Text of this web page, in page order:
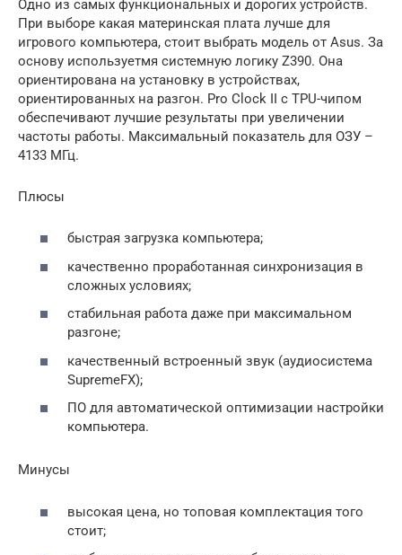
Одно из самых функциональных и дорогих устройств.
При выборе какая материнская плата лучше для
игрового компьютера, стоит выбрать модель от Asus. За
основу используетмя системную логику Z390. Она
ориентирована на установку в устройствах,
ориентированных на разгон. Pro Clock II с TPU-чипом
обеспечивают лучшие результаты при увеличении
частоты работы. Максимальный показатель для ОЗУ –
4133 МГц.
Плюсы
быстрая загрузка компьютера;
качественно проработанная синхронизация в
сложных условиях;
стабильная работа даже при максимальном
разгоне;
качественный встроенный звук (аудиосистема
SupremeFX);
ПО для автоматической оптимизации настройки
компьютера.
Минусы
высокая цена, но топовая комплектация того
стоит;